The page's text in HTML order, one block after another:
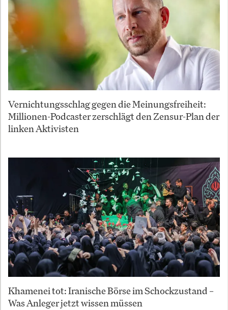
Vernichtungsschlag gegen die Meinungsfreiheit:
Millionen-Podcaster zerschlägt den Zensur-Plan der
linken Aktivisten
Khamenei tot: Iranische Börse im Schockzustand –
Was Anleger jetzt wissen müssen